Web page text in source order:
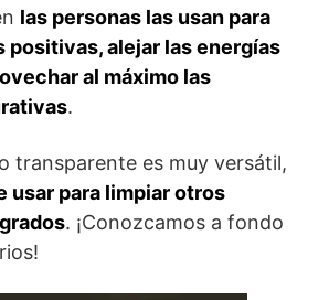
las personas las usan para
positivas, alejar las energías
al máximo las
.
transparente es muy versátil,
usar para limpiar otros
. ¡Conozcamos a fondo